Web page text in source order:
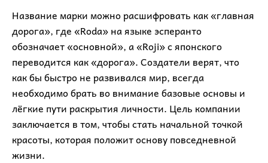
Название марки можно расшифровать как «главная
дорога», где «Roda» на языке эсперанто
обозначает «основной», а «Roji» с японского
переводится как «дорога». Создатели верят, что
как бы быстро не развивался мир, всегда
необходимо брать во внимание базовые основы и
лёгкие пути раскрытия личности. Цель компании
заключается в том, чтобы стать начальной точкой
красоты, которая положит основу повседневной
жизни.